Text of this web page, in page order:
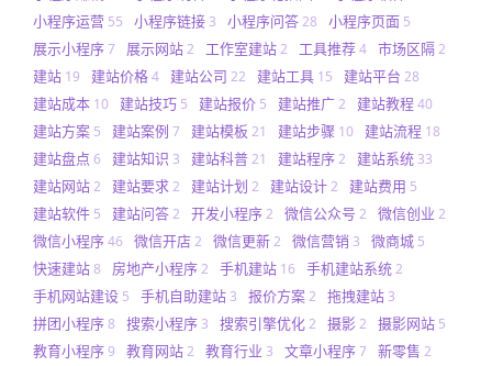
小程序运营 55 小程序链接 3 小程序问答28 小程序页面 5
展示小程序7 展示网站2 工作室建站2 工具推荐4 市场区隔2
建站 19 建站价格4 建站公司 22 建站工具 15 建站平台 28
建站成本 10 建站技巧 5 建站报价 5 建站推广2 建站教程40
建站方案 5 建站案例 7 建站模板 21 建站步骤 10 建站流程 18
建站盘点 6 建站知识 3 建站科普21 建站程序2 建站系统 33
建站网站2 建站要求2 建站计划 2 建站设计2 建站费用 5
建站软件 5 建站问答2 开发小程序2 微信公众号 2 微信创业 2
微信小程序46 微信开店2 微信更新2 微信营销 3 微商城 5
快速建站8 房地产小程序2 手机建站 16 手机建站系统2
手机网站建设 5 手机自助建站 3 报价方案2 拖拽建站 3
拼团小程序8 搜索小程序 3 搜索引擎优化2 摄影2 摄影网站 5
教育小程序9 教育网站2 教育行业 3 文章小程序7 新零售 2